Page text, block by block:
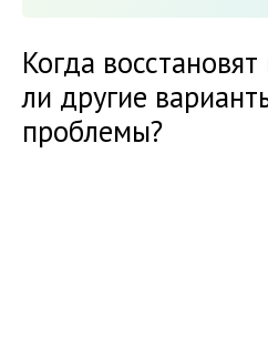
Когда
ли другие
проблемы?